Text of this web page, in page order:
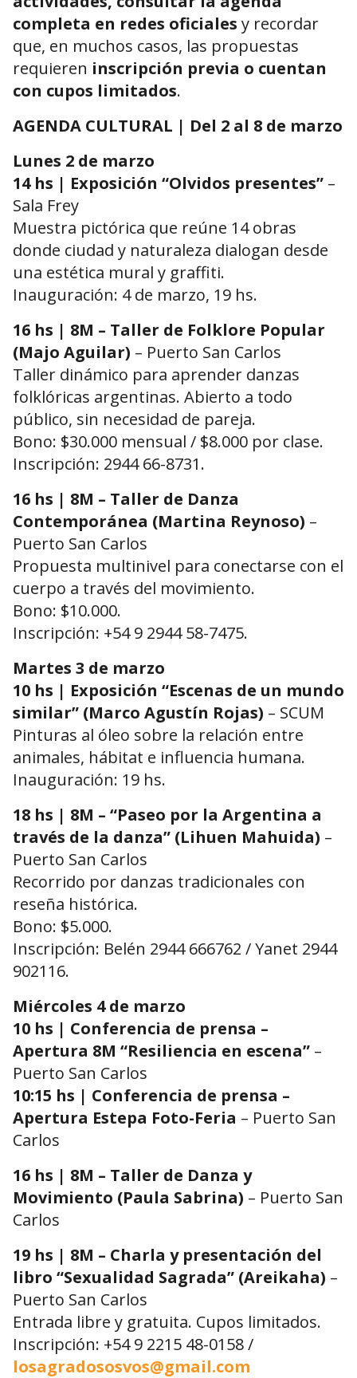
completa en redes oficiales y recordar
que, en muchos casos, las propuestas
requieren inscripción previa o cuentan
con cupos limitados.
AGENDA CULTURAL | Del 2 al 8 de marzo
Lunes 2 de marzo
14 hs | Exposición “Olvidos presentes” –
Sala Frey
Muestra pictórica que reúne 14 obras
donde ciudad y naturaleza dialogan desde
una estética mural y graffiti.
Inauguración: 4 de marzo, 19 hs.
16 hs | 8M – Taller de Folklore Popular
(Majo Aguilar) – Puerto San Carlos
Taller dinámico para aprender danzas
folklóricas argentinas. Abierto a todo
público, sin necesidad de pareja.
Bono: $30.000 mensual / $8.000 por clase.
Inscripción: 2944 66-8731.
16 hs | 8M – Taller de Danza
Contemporánea (Martina Reynoso) –
Puerto San Carlos
Propuesta multinivel para conectarse con el
cuerpo a través del movimiento.
Bono: $10.000.
Inscripción: +54 9 2944 58-7475.
Martes 3 de marzo
10 hs | Exposición “Escenas de un mundo
similar” (Marco Agustín Rojas) – SCUM
Pinturas al óleo sobre la relación entre
animales, hábitat e influencia humana.
Inauguración: 19 hs.
18 hs | 8M – “Paseo por la Argentina a
través de la danza” (Lihuen Mahuida) –
Puerto San Carlos
Recorrido por danzas tradicionales con
reseña histórica.
Bono: $5.000.
Inscripción: Belén 2944 666762 / Yanet 2944
902116.
Miércoles 4 de marzo
10 hs | Conferencia de prensa –
Apertura 8M “Resiliencia en escena” –
Puerto San Carlos
10:15 hs | Conferencia de prensa –
Apertura Estepa Foto-Feria – Puerto San
Carlos
16 hs | 8M – Taller de Danza y
Movimiento (Paula Sabrina) – Puerto San
Carlos
19 hs | 8M – Charla y presentación del
libro “Sexualidad Sagrada” (Areikaha) –
Puerto San Carlos
Entrada libre y gratuita. Cupos limitados.
Inscripción: +54 9 2215 48-0158 /
losagradososvos@gmail.com